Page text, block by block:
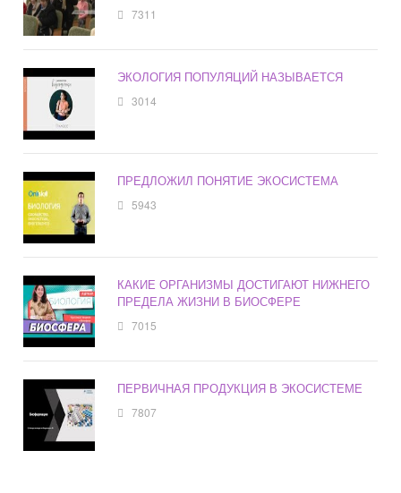
7311
ЭКОЛОГИЯ ПОПУЛЯЦИЙ НАЗЫВАЕТСЯ
3014
ПРЕДЛОЖИЛ ПОНЯТИЕ ЭКОСИСТЕМА
5943
КАКИЕ ОРГАНИЗМЫ ДОСТИГАЮТ НИЖНЕГО
ПРЕДЕЛА ЖИЗНИ В БИОСФЕРЕ
7015
ПЕРВИЧНАЯ ПРОДУКЦИЯ В ЭКОСИСТЕМЕ
7807